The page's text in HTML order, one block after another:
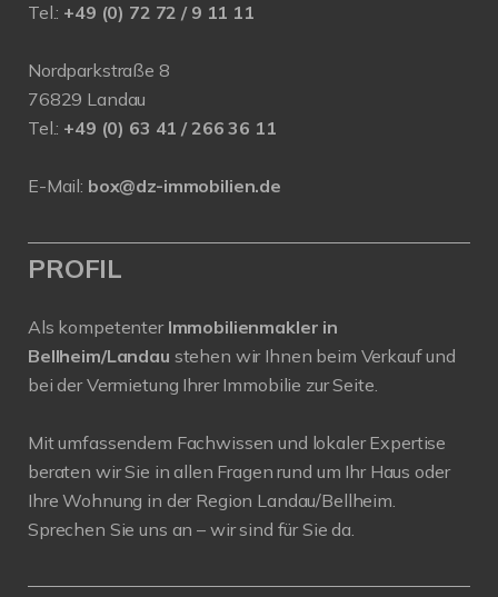
Tel.: +49 (0) 72 72 / 9 11 11
Nordparkstraße 8
76829 Landau
Tel.: +49 (0) 63 41 / 266 36 11
E-Mail: box@dz-immobilien.de
PROFIL
Als kompetenter Immobilienmakler in
Bellheim/Landau stehen wir Ihnen beim Verkauf und
bei der Vermietung Ihrer Immobilie zur Seite.
Mit umfassendem Fachwissen und lokaler Expertise
beraten wir Sie in allen Fragen rund um Ihr Haus oder
Ihre Wohnung in der Region Landau/Bellheim.
Sprechen Sie uns an – wir sind für Sie da.